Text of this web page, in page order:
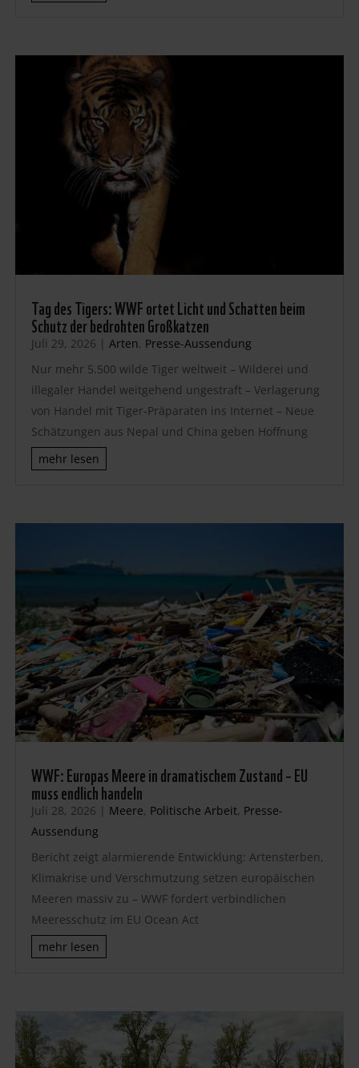
Tag des Tigers: WWF ortet Licht und Schatten beim
Schutz der bedrohten Großkatzen
Juli 29, 2026 | Arten, Presse-Aussendung
Nur mehr 5.500 wilde Tiger weltweit – Wilderei und
illegaler Handel weitgehend ungestraft – Verlagerung
von Handel mit Tiger-Präparaten ins Internet – Neue
Schätzungen aus Nepal und China geben Hoffnung
mehr lesen
WWF: Europas Meere in dramatischem Zustand – EU
muss endlich handeln
Juli 28, 2026 | Meere, Politische Arbeit, Presse-
Aussendung
Bericht zeigt alarmierende Entwicklung: Artensterben,
Klimakrise und Verschmutzung setzen europäischen
Meeren massiv zu – WWF fordert verbindlichen
Meeresschutz im EU Ocean Act
mehr lesen